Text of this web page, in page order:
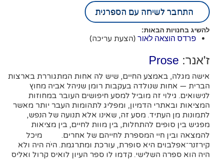
התחבר לשיחה עם הספרנית
להשיג בחנויות הבאות:
פרדס הוצאה לאור (הצעת עריכה)
ז'אנר: Prose
אישה מגלה, באמצע החיים, שיש לה אחות המתגוררת בארצות
הברית — אחות שנולדה בעקבות רומן שניהל אביה מחוץ
לנישואים. גילוי זה מוביל למסע חיפושים העובר במחוזות
המציאות ובאתרי הדמיון, ומפליג לתהומות העבר יותר מאשר
לתמונות מן העתיד. מסע זה, שאינו אלא תנועה של הנפש,
מפגיש בין סופים להתחלות, בין מוות לחיים, בין מציאות
להמצאה ובין חיי המספרת לחייהם של אחרים. מיכל
קירזנר־אפלבוים היא סופרת, עורכת ומתרגמת. היֹה היה ולא
היה הוא ספרה השלישי. קדמו לו ספר העיון לואיס קרול ואליס